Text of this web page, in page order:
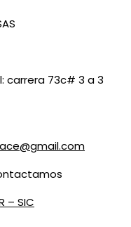
carrera 73c# 3 a 3
– SIC